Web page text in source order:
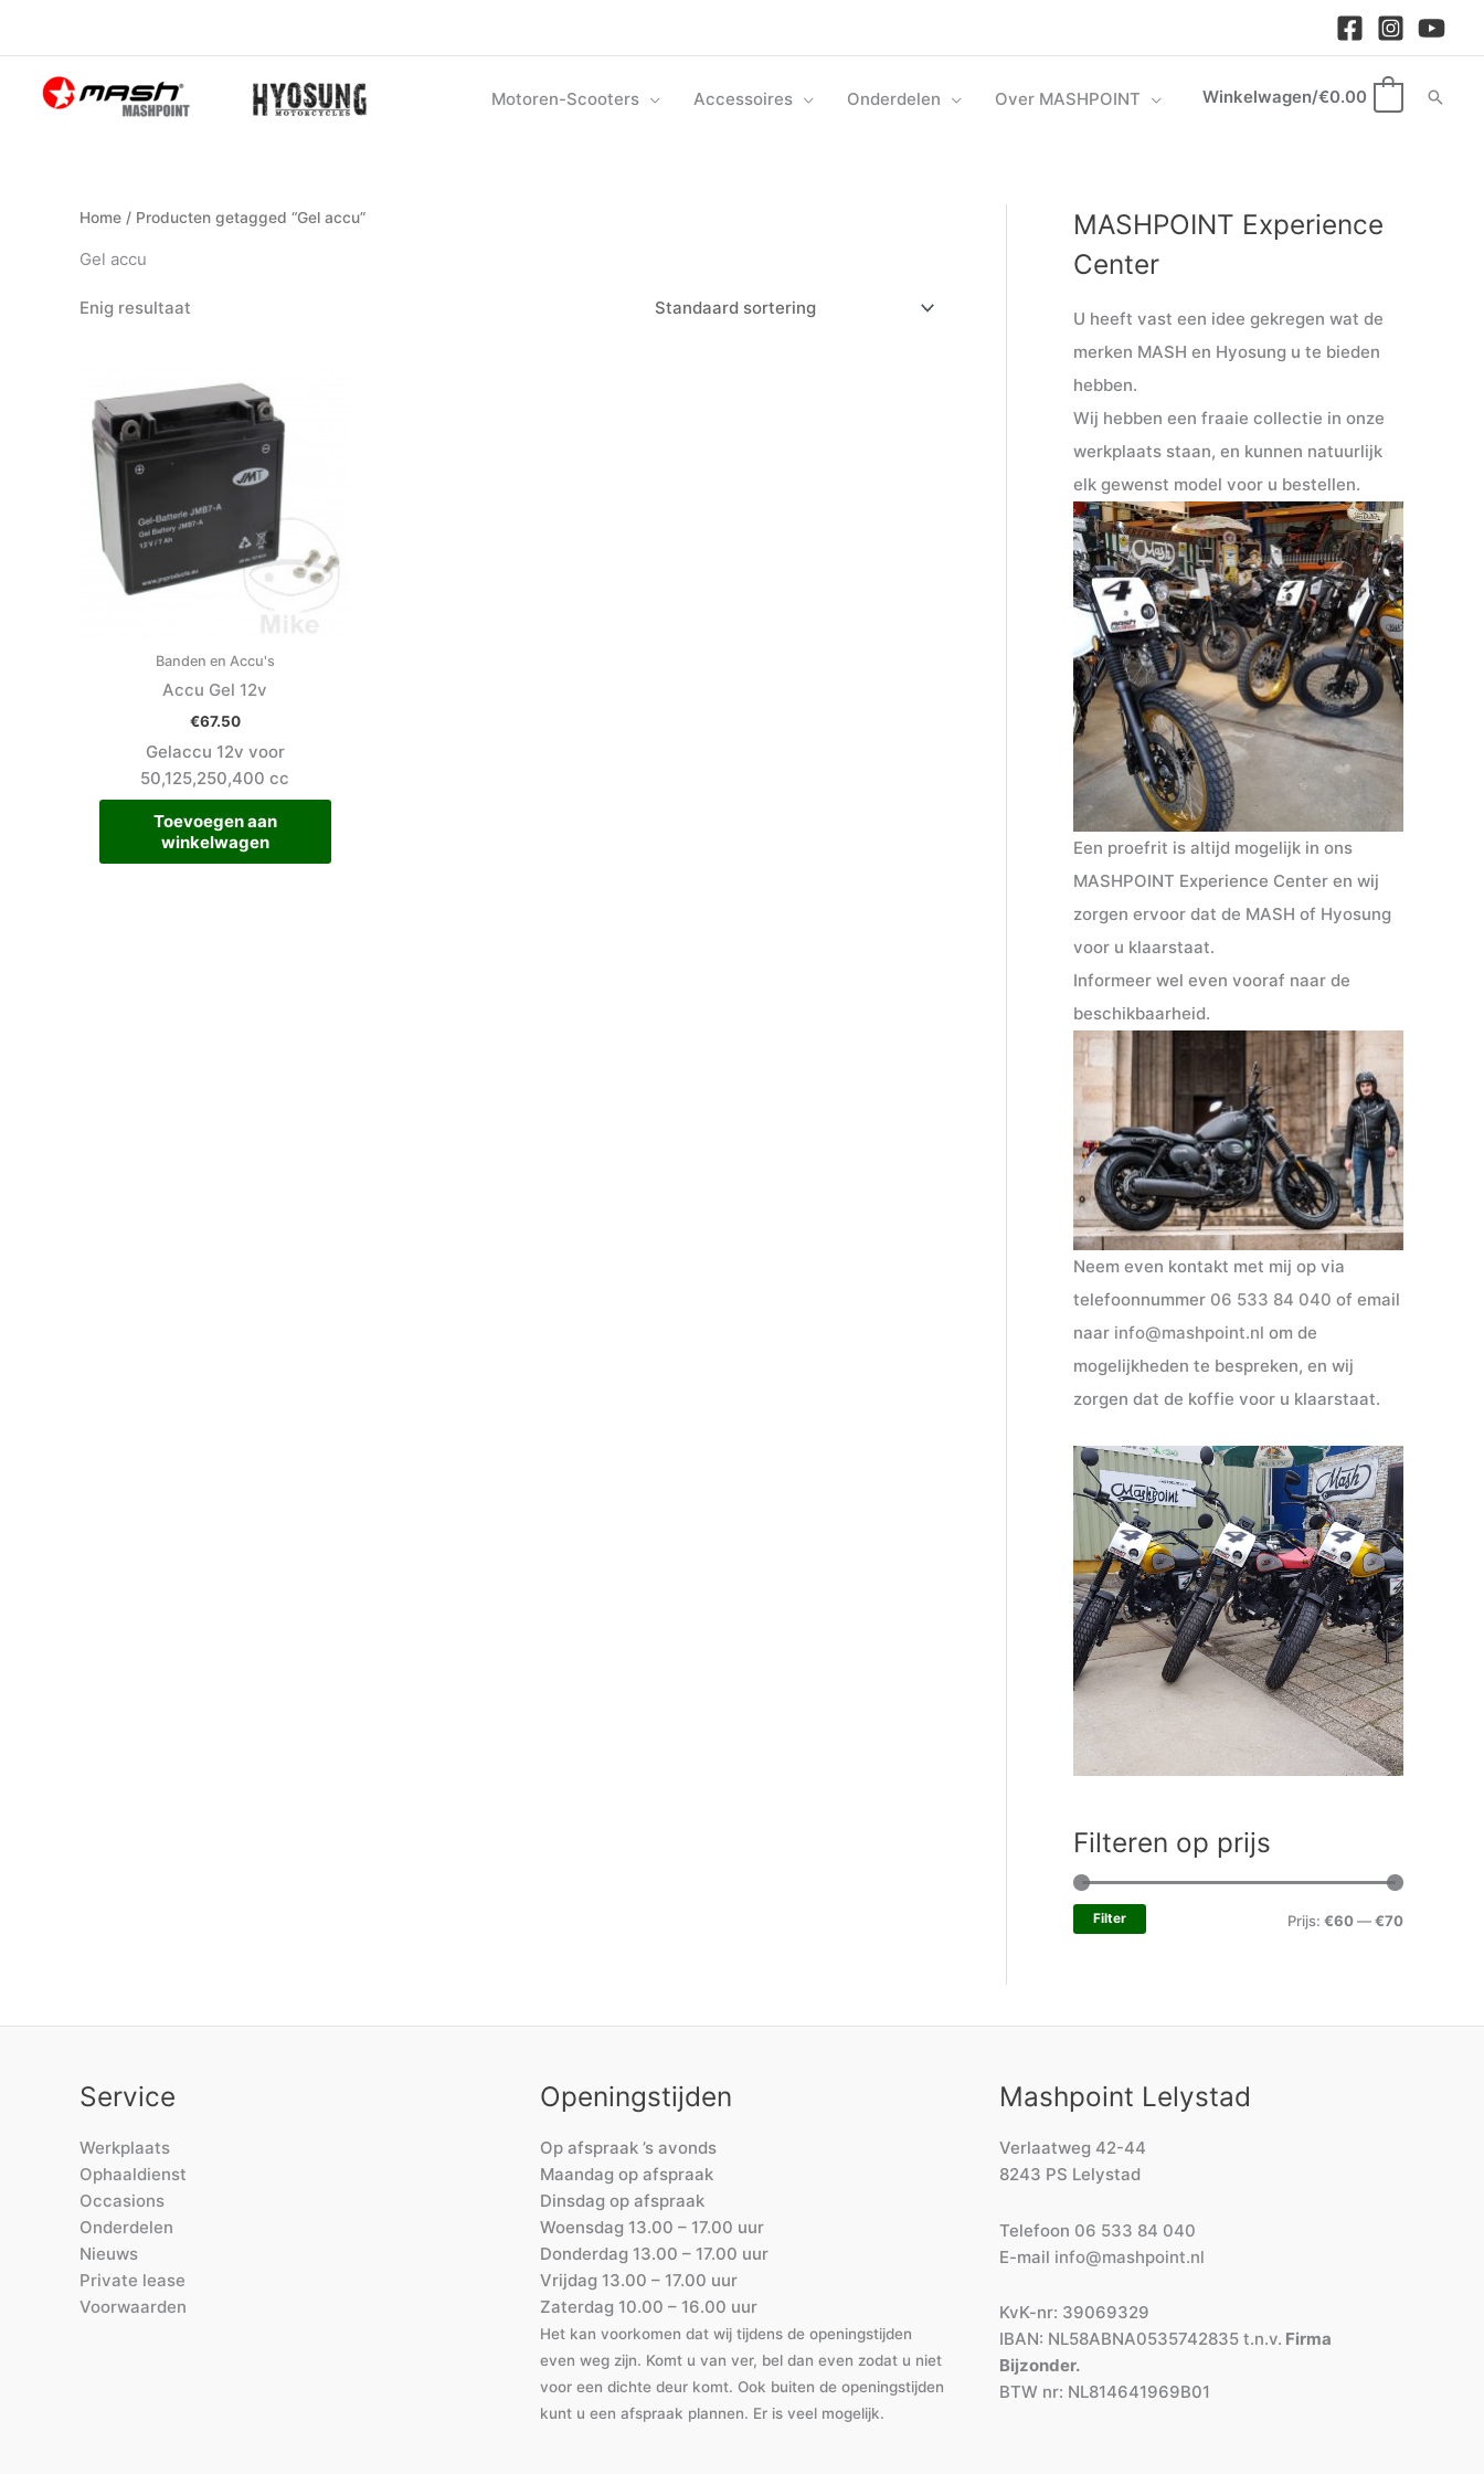
inhoud
Motoren-Scooters Accessoires Onderdelen Over MASHPOINT Winkelwagen/€0.00
Home / Producten getagged “Gel accu”
Gel accu
Enig resultaat
Banden en Accu's
Accu Gel 12v
€67.50
Gelaccu 12v voor
50,125,250,400 cc
Toevoegen aan
winkelwagen
MASHPOINT Experience
Center
U heeft vast een idee gekregen wat de
merken MASH en Hyosung u te bieden
hebben.
Wij hebben een fraaie collectie in onze
werkplaats staan, en kunnen natuurlijk
elk gewenst model voor u bestellen.
Een proefrit is altijd mogelijk in ons
MASHPOINT Experience Center en wij
zorgen ervoor dat de MASH of Hyosung
voor u klaarstaat.
Informeer wel even vooraf naar de
beschikbaarheid.
Neem even kontakt met mij op via
telefoonnummer 06 533 84 040 of email
naar info@mashpoint.nl om de
mogelijkheden te bespreken, en wij
zorgen dat de koffie voor u klaarstaat.
Filteren op prijs
Filter Prijs: €60—€70
Service
Werkplaats
Ophaaldienst
Occasions
Onderdelen
Nieuws
Private lease
Voorwaarden
Openingstijden
Op afspraak ’s avonds
Maandag op afspraak
Dinsdag op afspraak
Woensdag 13.00 – 17.00 uur
Donderdag 13.00 – 17.00 uur
Vrijdag 13.00 – 17.00 uur
Zaterdag 10.00 – 16.00 uur
Het kan voorkomen dat wij tijdens de openingstijden
even weg zijn. Komt u van ver, bel dan even zodat u niet
voor een dichte deur komt. Ook buiten de openingstijden
kunt u een afspraak plannen. Er is veel mogelijk.
Mashpoint Lelystad
Verlaatweg 42-44
8243 PS Lelystad
Telefoon 06 533 84 040
E-mail info@mashpoint.nl
KvK-nr: 39069329
IBAN: NL58ABNA0535742835 t.n.v. Firma
Bijzonder.
BTW nr: NL814641969B01